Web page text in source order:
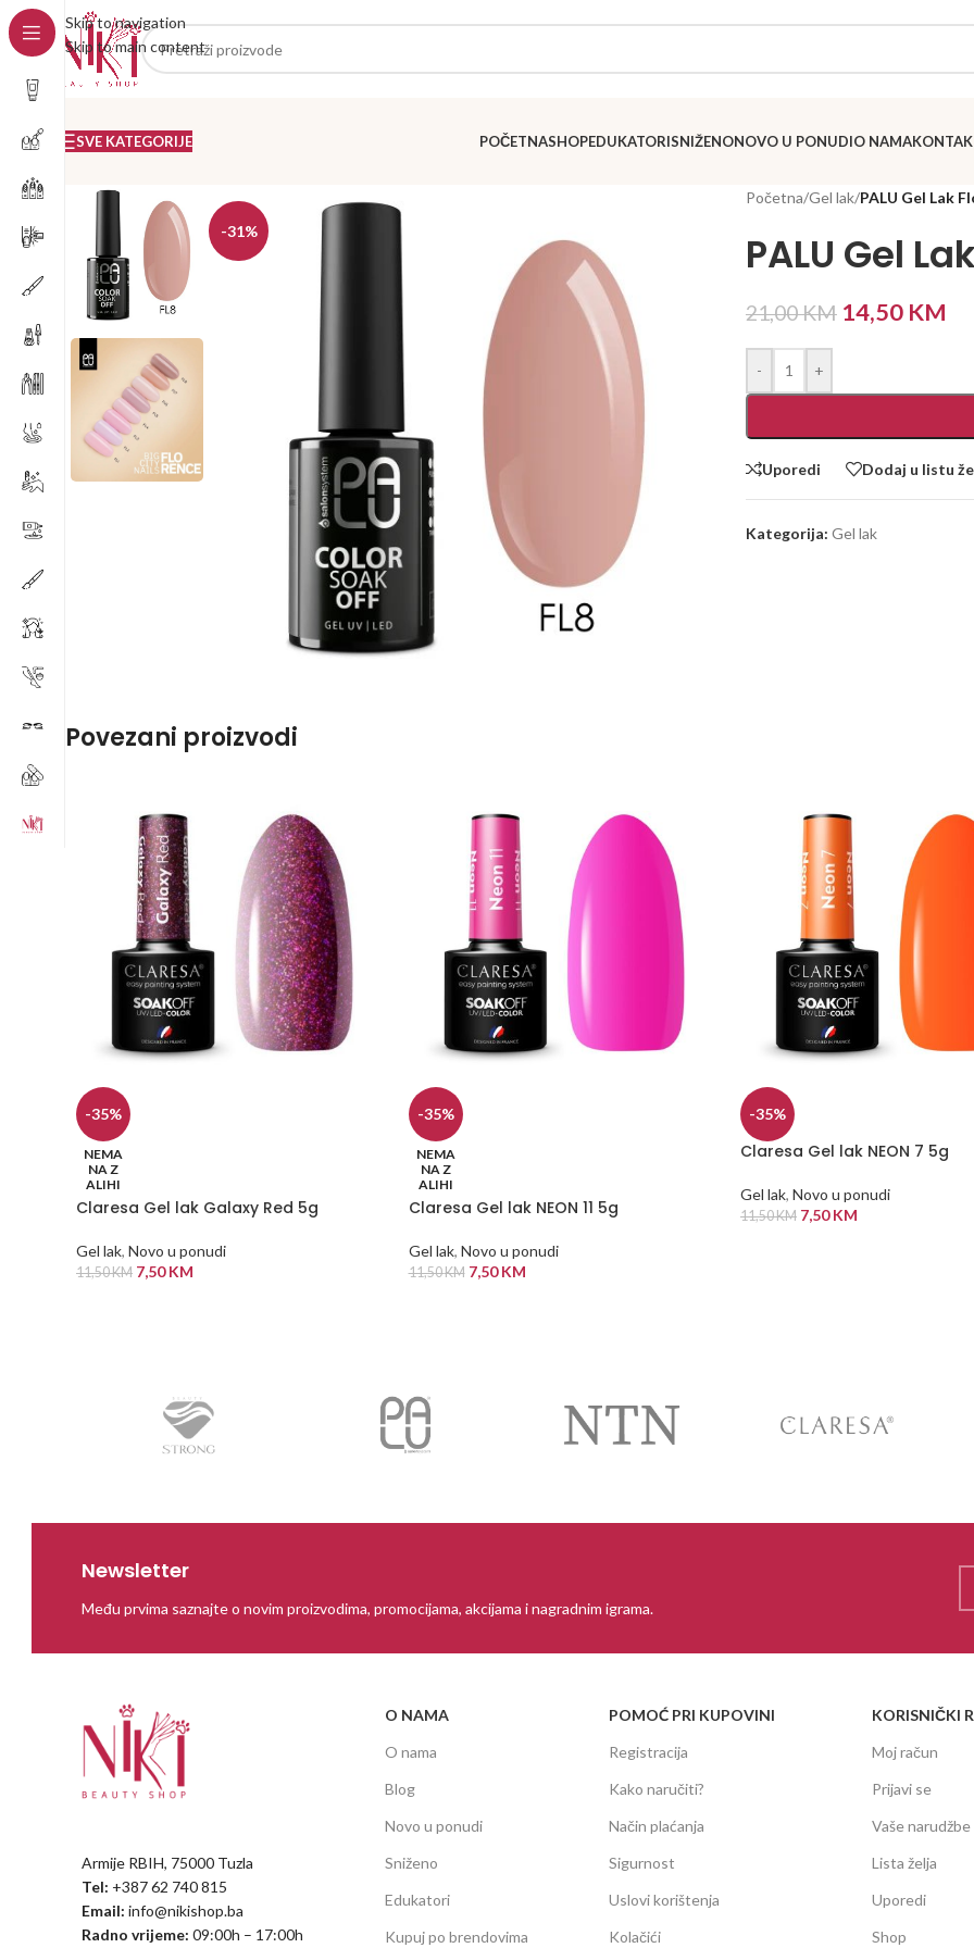
Skip to navigation
Skip to main content
SVE KATEGORIJE POČETNASHOPEDUKATORISNIŽENONOVO U PONUDIO NAMA
-31%
Početna/Gel lak/PALU Gel Lak
PALU Gel
21,00KM 14,50 KM
- +
Uporedi Dodaj u listu
Kategorija: Gel lak
Povezani proizvodi
-35%
NEMA
NA Z
ALIHI
Claresa Gel lak Galaxy Red 5g
Gel lak, Novo u ponudi
11,50KM 7,50KM
-35%
NEMA
NA Z
ALIHI
Claresa Gel lak NEON 11 5g
Gel lak, Novo u ponudi
11,50KM 7,50KM
-35%
Claresa Gel lak NEON 7 5g
Gel lak, Novo u ponudi
11,50KM 7,50KM
Newsletter
Među prvima saznajte o novim proizvodima, promocijama, akcijama i nagradnim igrama.
Armije RBIH, 75000 Tuzla
Tel: +387 62 740 815
Email: info@nikishop.ba
Radno vrijeme: 09:00h – 17:00h
O NAMA
O nama
Blog
Novo u ponudi
Sniženo
Edukatori
Kupuj po brendovima
POMOĆ PRI KUPOVINI
Registracija
Kako naručiti?
Način plaćanja
Sigurnost
Uslovi korištenja
Kolačići
KORISNIČKI
Moj račun
Prijavi se
Vaše narudžbe
Lista želja
Uporedi
Shop